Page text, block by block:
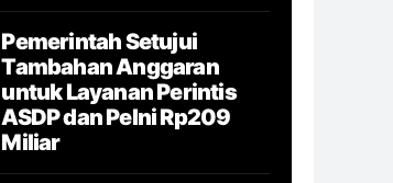
Pemerintah Setujui
Tambahan Anggaran
untuk Layanan Perintis
ASDP dan Pelni Rp209
Miliar